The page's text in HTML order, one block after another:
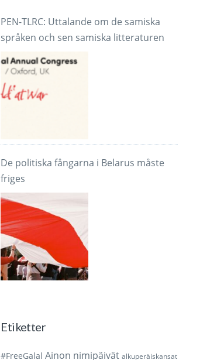
PEN-TLRC: Uttalande om de samiska
språken och sen samiska litteraturen
De politiska fångarna i Belarus måste
friges
Etiketter
#FreeGalal Ainon nimipäivät alkuperäiskansat